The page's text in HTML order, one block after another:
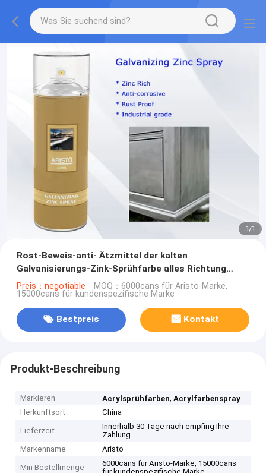
1/1
Rost-Beweis-anti- Ätzmittel der kalten
Galvanisierungs-Zink-Sprühfarbe alles Richtung
Ventil
Preis：negotiable MOQ：6000cans für Aristo-Marke,
15000cans für kundenspezifische Marke
Bestpreis Kontakt
Produkt-Beschreibung
Markieren Acrylsprühfarben,Acrylfarbenspray
Herkunftsort
China
Lieferzeit
Innerhalb 30 Tage nach empfing Ihre
Zahlung
Markenname
Aristo
Min Bestellmenge
6000cans für Aristo-Marke, 15000cans